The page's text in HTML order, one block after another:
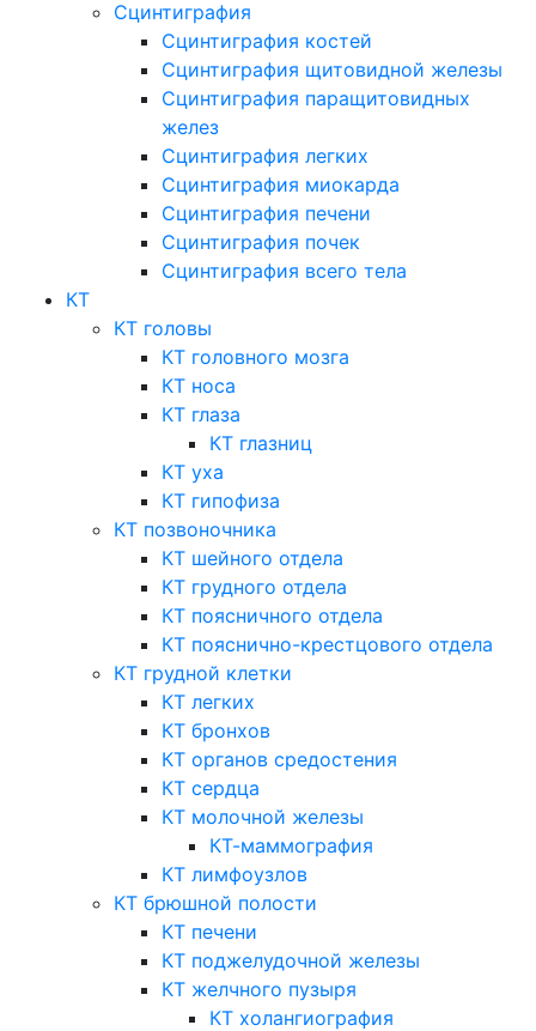
Сцинтиграфия
Сцинтиграфия костей
Сцинтиграфия щитовидной железы
Сцинтиграфия паращитовидных
желез
Сцинтиграфия легких
Сцинтиграфия миокарда
Сцинтиграфия печени
Сцинтиграфия почек
Сцинтиграфия всего тела
КТ
КТ головы
КТ головного мозга
КТ носа
КТ глаза
КТ глазниц
КТ уха
КТ гипофиза
КТ позвоночника
КТ шейного отдела
КТ грудного отдела
КТ поясничного отдела
КТ пояснично-крестцового отдела
КТ грудной клетки
КТ легких
КТ бронхов
КТ органов средостения
КТ сердца
КТ молочной железы
КТ-маммография
КТ лимфоузлов
КТ брюшной полости
КТ печени
КТ поджелудочной железы
КТ желчного пузыря
КТ холангиография